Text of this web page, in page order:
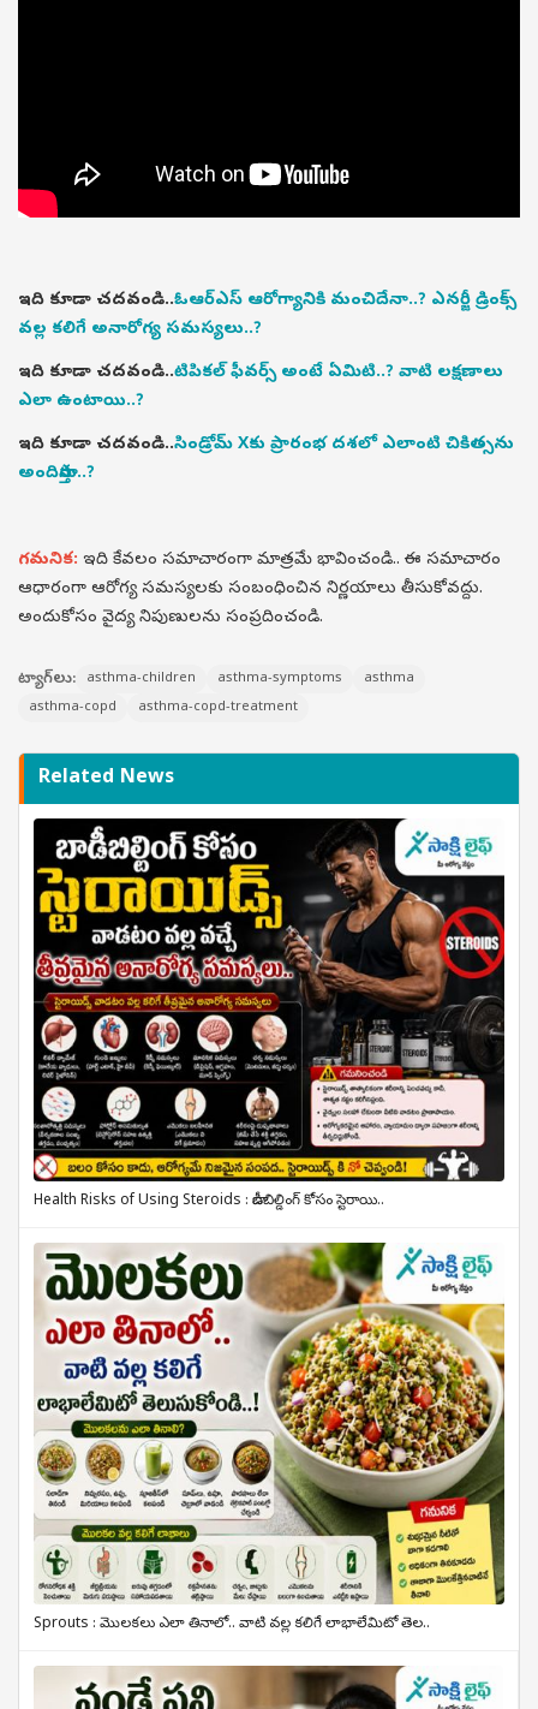
ఇది కూడా చదవండి..ఓఆర్ఎస్ ఆరోగ్యానికి మంచిదేనా..? ఎనర్జీ డ్రింక్స్
వల్ల కలిగే అనారోగ్య సమస్యలు..?
ఇది కూడా చదవండి..టిపికల్ ఫీవర్స్ అంటే ఏమిటి..? వాటి లక్షణాలు
ఎలా ఉంటాయి..?
ఇది కూడా చదవండి..సిండ్రోమ్ Xకు ప్రారంభ దశలో ఎలాంటి చికిత్సను
అందిస్తారు..?
గమనిక: ఇది కేవలం సమాచారంగా మాత్రమే భావించండి.. ఈ సమాచారం
ఆధారంగా ఆరోగ్య సమస్యలకు సంబంధించిన నిర్ణయాలు తీసుకోవద్దు.
అందుకోసం వైద్య నిపుణులను సంప్రదించండి.
ట్యాగ్‌లు: asthma-children asthma-symptoms
asthma
asthma-copd
asthma-copd-treatment
Related News
Health Risks of Using Steroids : బాడీబిల్డింగ్ కోసం స్టెరాయి..
Sprouts : మొలకలు ఎలా తినాలో.. వాటి వల్ల కలిగే లాభాలేమిటో తెల..